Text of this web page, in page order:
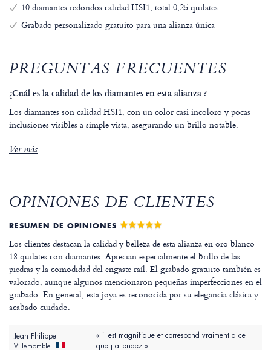
10 diamantes redondos calidad HSI1, total 0,25 quilates
Grabado personalizado gratuito para una alianza única
PREGUNTAS FRECUENTES
¿Cuál es la calidad de los diamantes en esta alianza ?
Los diamantes son calidad HSI1, con un color casi incoloro y pocas
inclusiones visibles a simple vista, asegurando un brillo notable.
Ver más
OPINIONES DE CLIENTES
RESUMEN DE OPINIONES
Los clientes destacan la calidad y belleza de esta alianza en oro blanco
18 quilates con diamantes. Aprecian especialmente el brillo de las
piedras y la comodidad del engaste raíl. El grabado gratuito también es
valorado, aunque algunos mencionaron pequeñas imperfecciones en el
grabado. En general, esta joya es reconocida por su elegancia clásica y
acabado cuidado.
Jean Philippe
Villemomble
« il est magnifique et correspond vraiment a ce
que j attendez »